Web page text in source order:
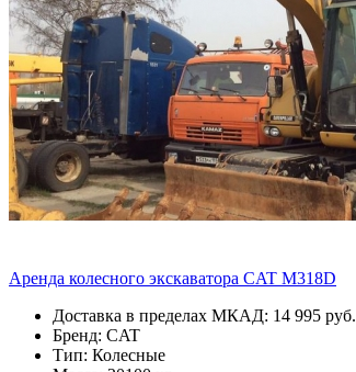
Аренда колесного экскаватора CAT M318D
Доставка в пределах МКАД: 14 995 руб.
Бренд: CAT
Тип: Колесные